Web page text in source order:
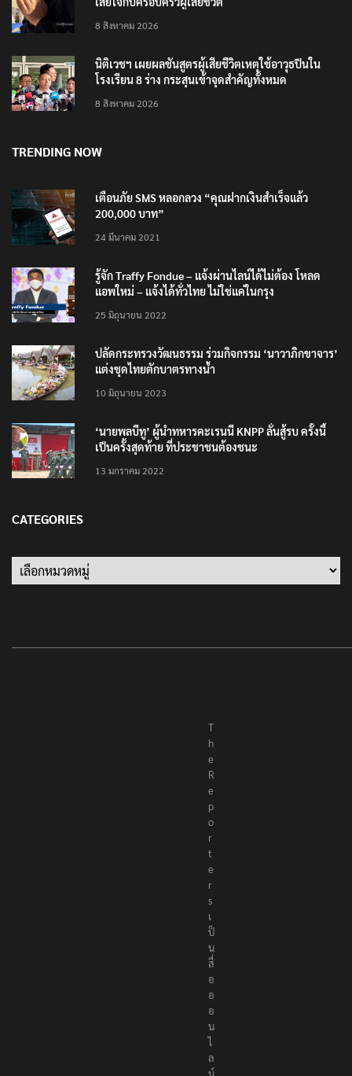
8 สิงหาคม 2026
นิติเวชฯ เผยผลชันสูตรผู้เสียชีวิตเหตุใช้อาวุธปืนใน
โรงเรียน 8 ร่าง กระสุนเข้าจุดสำคัญทั้งหมด
8 สิงหาคม 2026
TRENDING NOW
เตือนภัย SMS หลอกลวง “คุณฝากเงินสำเร็จแล้ว
200,000 บาท”
24 มีนาคม 2021
รู้จัก Traffy Fondue – แจ้งผ่านไลน์ได้ไม่ต้อง โหลด
แอพใหม่ – แจ้งได้ทั่วไทย ไม่ใช่แค่ในกรุง
25 มิถุนายน 2022
ปลัดกระทรวงวัฒนธรรม ร่วมกิจกรรม ‘นาวาภิกขาจาร’
แต่งชุดไทยตักบาตรทางน้ำ
10 มิถุนายน 2023
‘นายพลบีทู’ ผู้นำทหารคะเรนนี KNPP ลั่นสู้รบ ครั้งนี้
เป็นครั้งสุดท้าย ที่ประชาชนต้องชนะ
13 มกราคม 2022
CATEGORIES
Categories
T
h
e
R
e
p
o
r
t
e
r
s
เ
ป็
น
สื่
อ
อ
อ
น
ไ
ล